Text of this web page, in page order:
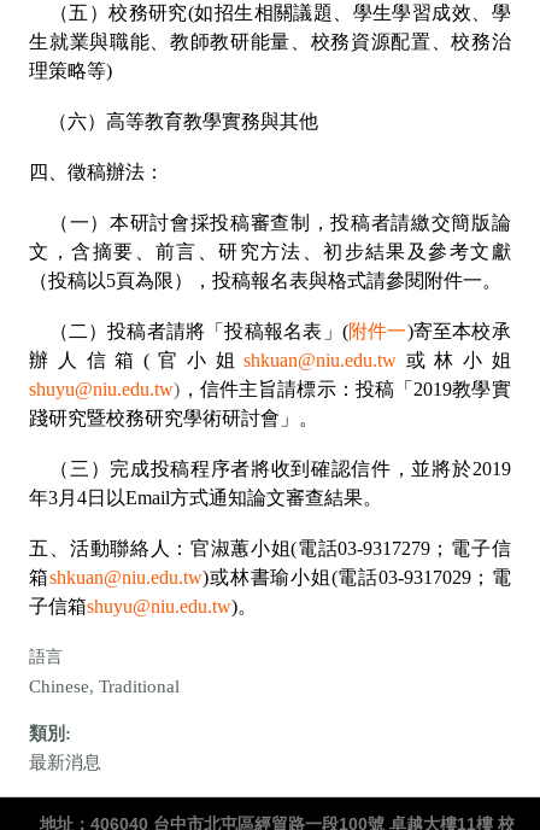
（五）校務研究(如招生相關議題、學生學習成效、學
生就業與職能、教師教研能量、校務資源配置、校務治
理策略等)
（六）高等教育教學實務與其他
四、徵稿辦法：
（一）本研討會採投稿審查制，投稿者請繳交簡版論
文，含摘要、前言、研究方法、初步結果及參考文獻
（投稿以5頁為限），投稿報名表與格式請參閱附件一。
（二）投稿者請將「投稿報名表」(附件一)寄至本校承
辦人信箱(官小姐shkuan@niu.edu.tw 或林小姐
shuyu@niu.edu.tw) ，信件主旨請標示：投稿「2019教學實
踐研究暨校務研究學術研討會」。
（三）完成投稿程序者將收到確認信件，並將於2019
年3月4日以Email方式通知論文審查結果。
五、活動聯絡人：官淑蕙小姐(電話03-9317279；電子信
箱shkuan@niu.edu.tw)或林書瑜小姐(電話03-9317029；電
子信箱shuyu@niu.edu.tw)。
語言
Chinese, Traditional
類別:
最新消息
地址：406040 台中市北屯區經貿路一段100號 卓越大樓11樓 校